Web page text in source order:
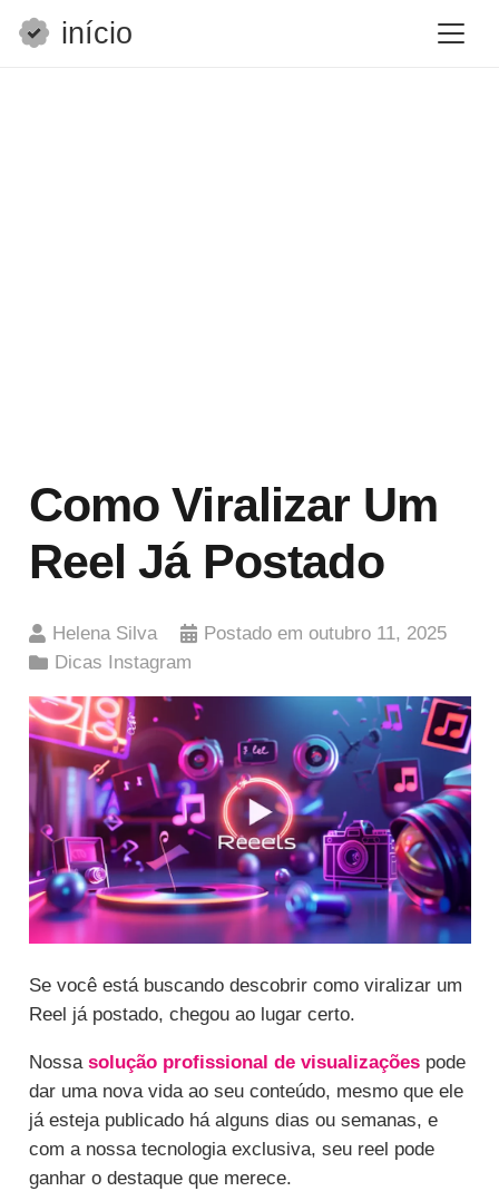
início
Como Viralizar Um
Reel Já Postado
Helena Silva Postado emoutubro 11, 2025
Dicas Instagram
Se você está buscando descobrir como viralizar um
Reel já postado, chegou ao lugar certo.
Nossa solução profissional de visualizaçõespode
dar uma nova vida ao seu conteúdo, mesmo que ele
já esteja publicado há alguns dias ou semanas, e
com a nossa tecnologia exclusiva, seu reel pode
ganhar o destaque que merece.